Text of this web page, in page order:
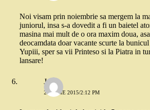
Noi visam prin noiembrie sa mergem la
juniorul, insa s-a dovedit a fi un baietel
masina mai mult de o ora maxim doua,
deocamdata doar vacante scurte la
Yupiii, sper sa vii Printeso si la Piatra in
lansare!
Joy
21 IULIE 2015/2:12 PM